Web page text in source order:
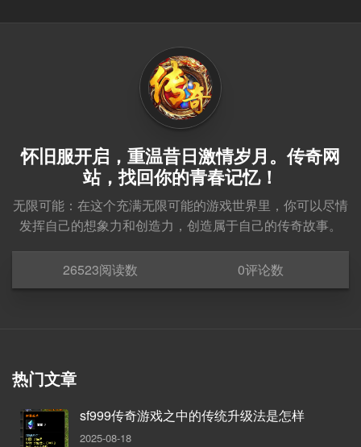
怀旧服开启，重温昔日激情岁月。传奇网
站，找回你的青春记忆！
‌无限可能‌：在这个充满无限可能的游戏世界里，你可以尽情
发挥自己的想象力和创造力，创造属于自己的传奇故事。
26523阅读数 0评论数
热门文章
sf999传奇游戏之中的传统升级法是怎样
2025-08-18